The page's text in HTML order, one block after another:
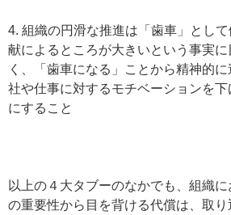
4. 組織の円滑な推進は「歯車」とし
献によるところが大きいという事実
く、「歯車になる」ことから精神的
社や仕事に対するモチベーションを下
にすること
以上の４大タブーのなかでも、組織
の重要性から目を背ける代償は、取